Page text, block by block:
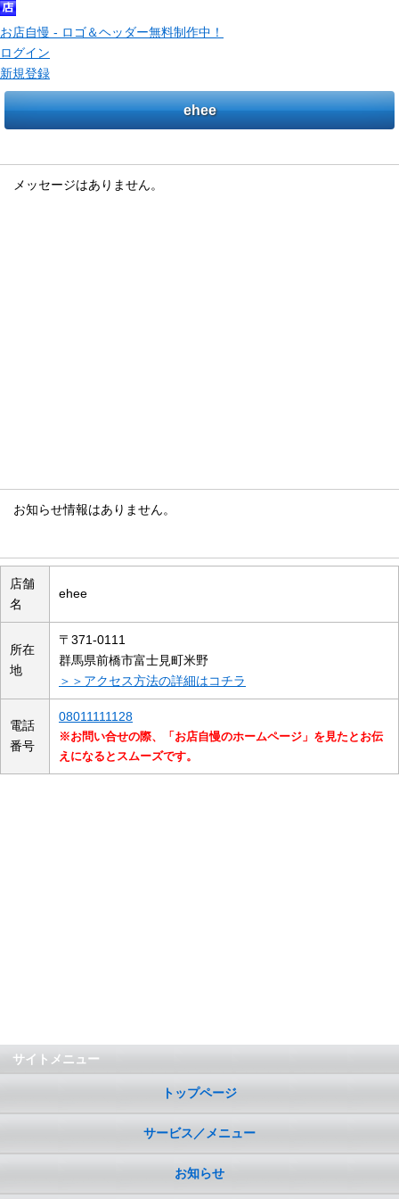
お店自慢 - ロゴ＆ヘッダー無料制作中！
ログイン
新規登録
ehee
メッセージはありません。
お知らせ情報はありません。
店舗
名
ehee
所在
地
〒371-0111
群馬県前橋市富士見町米野
＞＞アクセス方法の詳細はコチラ
電話
番号
08011111128
※お問い合せの際、「お店自慢のホームページ」を見たとお伝
えになるとスムーズです。
サイトメニュー
トップページ
サービス／メニュー
お知らせ